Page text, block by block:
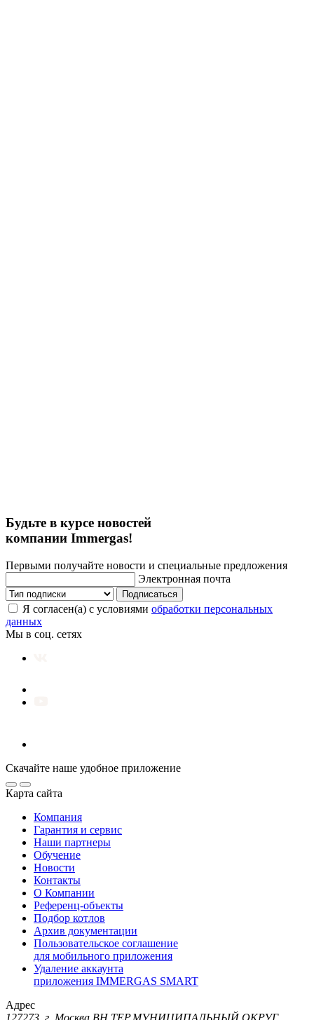
Будьте в курсе новостей
компании Immergas!
Первыми получайте новости и специальные предложения
Электронная почта
Подписаться
Я согласен(а) с условиями обработки персональных
данных
Мы в соц. сетях
Скачайте наше удобное приложение
Карта сайта
Компания
Гарантия и сервис
Наши партнеры
Обучение
Новости
Контакты
О Компании
Референц-объекты
Подбор котлов
Архив документации
Пользовательское соглашение
для мобильного приложения
Удаление аккаунта
приложения IMMERGAS SMART
Адрес
127273, г. Москва ВН.ТЕР.МУНИЦИПАЛЬНЫЙ ОКРУГ